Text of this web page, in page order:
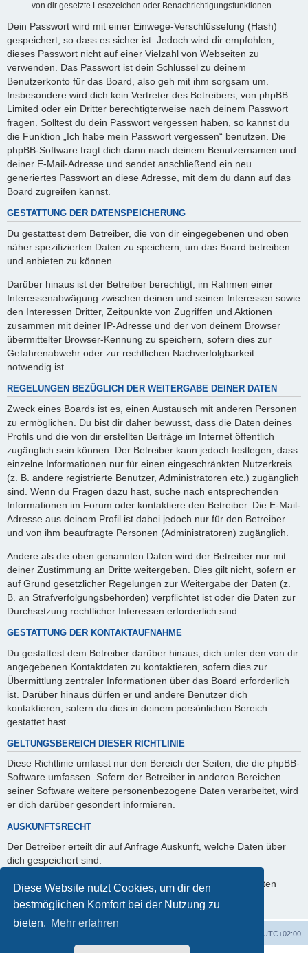
Diese Website nutzt Cookies, um dir den
bestmöglichen Komfort bei der Nutzung zu
bieten. Mehr erfahren
von dir gesetzte Lesezeichen oder Benachrichtigungsfunktionen.
Dein Passwort wird mit einer Einwege-Verschlüsselung (Hash)
gespeichert, so dass es sicher ist. Jedoch wird dir empfohlen,
dieses Passwort nicht auf einer Vielzahl von Webseiten zu
verwenden. Das Passwort ist dein Schlüssel zu deinem
Benutzerkonto für das Board, also geh mit ihm sorgsam um.
Insbesondere wird dich kein Vertreter des Betreibers, von phpBB
Limited oder ein Dritter berechtigterweise nach deinem Passwort
fragen. Solltest du dein Passwort vergessen haben, so kannst du
die Funktion „Ich habe mein Passwort vergessen“ benutzen. Die
phpBB-Software fragt dich dann nach deinem Benutzernamen und
deiner E-Mail-Adresse und sendet anschließend ein neu
generiertes Passwort an diese Adresse, mit dem du dann auf das
Board zugreifen kannst.
GESTATTUNG DER DATENSPEICHERUNG
Du gestattest dem Betreiber, die von dir eingegebenen und oben
näher spezifizierten Daten zu speichern, um das Board betreiben
und anbieten zu können.
Darüber hinaus ist der Betreiber berechtigt, im Rahmen einer
Interessenabwägung zwischen deinen und seinen Interessen sowie
den Interessen Dritter, Zeitpunkte von Zugriffen und Aktionen
zusammen mit deiner IP-Adresse und der von deinem Browser
übermittelter Browser-Kennung zu speichern, sofern dies zur
Gefahrenabwehr oder zur rechtlichen Nachverfolgbarkeit
notwendig ist.
REGELUNGEN BEZÜGLICH DER WEITERGABE DEINER DATEN
Zweck eines Boards ist es, einen Austausch mit anderen Personen
zu ermöglichen. Du bist dir daher bewusst, dass die Daten deines
Profils und die von dir erstellten Beiträge im Internet öffentlich
zugänglich sein können. Der Betreiber kann jedoch festlegen, dass
einzelne Informationen nur für einen eingeschränkten Nutzerkreis
(z. B. andere registrierte Benutzer, Administratoren etc.) zugänglich
sind. Wenn du Fragen dazu hast, suche nach entsprechenden
Informationen im Forum oder kontaktiere den Betreiber. Die E-Mail-
Adresse aus deinem Profil ist dabei jedoch nur für den Betreiber
und von ihm beauftragte Personen (Administratoren) zugänglich.
Andere als die oben genannten Daten wird der Betreiber nur mit
deiner Zustimmung an Dritte weitergeben. Dies gilt nicht, sofern er
auf Grund gesetzlicher Regelungen zur Weitergabe der Daten (z.
B. an Strafverfolgungsbehörden) verpflichtet ist oder die Daten zur
Durchsetzung rechtlicher Interessen erforderlich sind.
GESTATTUNG DER KONTAKTAUFNAHME
Du gestattest dem Betreiber darüber hinaus, dich unter den von dir
angegebenen Kontaktdaten zu kontaktieren, sofern dies zur
Übermittlung zentraler Informationen über das Board erforderlich
ist. Darüber hinaus dürfen er und andere Benutzer dich
kontaktieren, sofern du dies in deinem persönlichen Bereich
gestattet hast.
GELTUNGSBEREICH DIESER RICHTLINIE
Diese Richtlinie umfasst nur den Bereich der Seiten, die die phpBB-
Software umfassen. Sofern der Betreiber in anderen Bereichen
seiner Software weitere personenbezogene Daten verarbeitet, wird
er dich darüber gesondert informieren.
AUSKUNFTSRECHT
Der Betreiber erteilt dir auf Anfrage Auskunft, welche Daten über
dich gespeichert sind.
Du kannst jederzeit die Löschung bzw. Sperrung deiner Daten
verlangen. Kontaktiere hierzu bitte den Betreiber.
UTC+02:00